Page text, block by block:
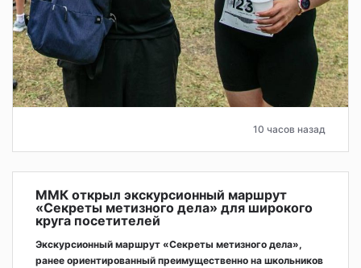
10 часов назад
ММК открыл экскурсионный маршрут
«Секреты метизного дела» для широкого
круга посетителей
Экскурсионный маршрут «Секреты метизного дела»,
ранее ориентированный преимущественно на школьников